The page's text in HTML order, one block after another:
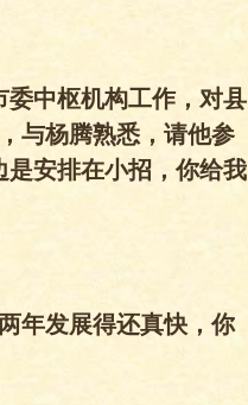
中枢机构工作，对县
与杨腾熟悉，请他参
是安排在小招，你给我
年发展得还真快，你